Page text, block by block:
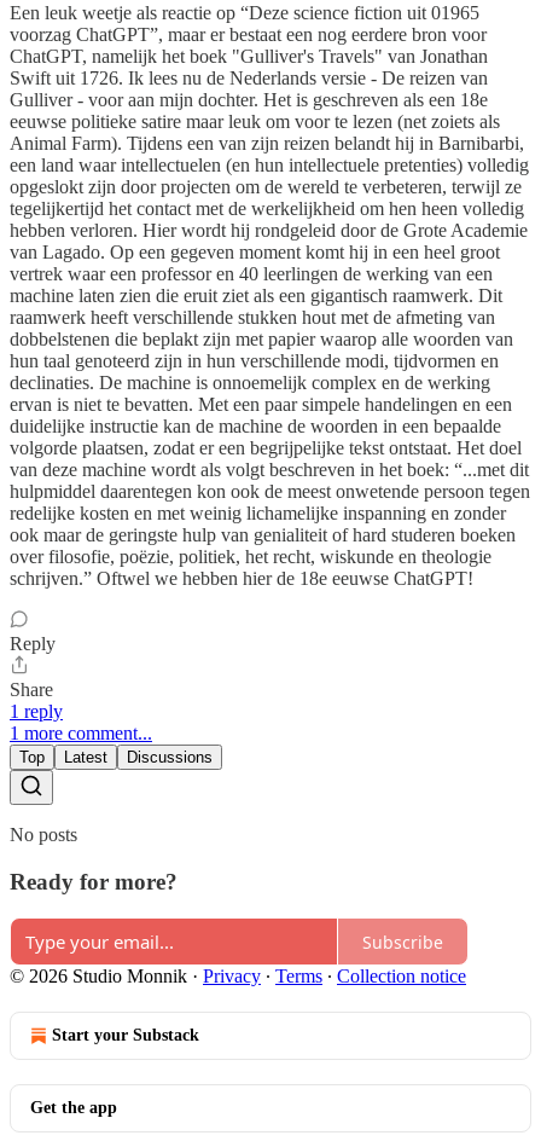
Een leuk weetje als reactie op “Deze science fiction uit 01965
voorzag ChatGPT”, maar er bestaat een nog eerdere bron voor
ChatGPT, namelijk het boek "Gulliver's Travels" van Jonathan
Swift uit 1726. Ik lees nu de Nederlands versie - De reizen van
Gulliver - voor aan mijn dochter. Het is geschreven als een 18e
eeuwse politieke satire maar leuk om voor te lezen (net zoiets als
Animal Farm). Tijdens een van zijn reizen belandt hij in Barnibarbi,
een land waar intellectuelen (en hun intellectuele pretenties) volledig
opgeslokt zijn door projecten om de wereld te verbeteren, terwijl ze
tegelijkertijd het contact met de werkelijkheid om hen heen volledig
hebben verloren. Hier wordt hij rondgeleid door de Grote Academie
van Lagado. Op een gegeven moment komt hij in een heel groot
vertrek waar een professor en 40 leerlingen de werking van een
machine laten zien die eruit ziet als een gigantisch raamwerk. Dit
raamwerk heeft verschillende stukken hout met de afmeting van
dobbelstenen die beplakt zijn met papier waarop alle woorden van
hun taal genoteerd zijn in hun verschillende modi, tijdvormen en
declinaties. De machine is onnoemelijk complex en de werking
ervan is niet te bevatten. Met een paar simpele handelingen en een
duidelijke instructie kan de machine de woorden in een bepaalde
volgorde plaatsen, zodat er een begrijpelijke tekst ontstaat. Het doel
van deze machine wordt als volgt beschreven in het boek: “...met dit
hulpmiddel daarentegen kon ook de meest onwetende persoon tegen
redelijke kosten en met weinig lichamelijke inspanning en zonder
ook maar de geringste hulp van genialiteit of hard studeren boeken
over filosofie, poëzie, politiek, het recht, wiskunde en theologie
schrijven.” Oftwel we hebben hier de 18e eeuwse ChatGPT!
Reply
Share
1 reply
1 more comment...
Top Latest Discussions
No posts
Ready for more?
Subscribe
© 2026 Studio Monnik · Privacy ∙ Terms ∙ Collection notice
Start your Substack
Get the app